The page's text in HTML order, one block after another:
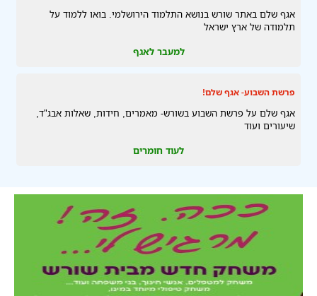
אגף שלם באתר שורש בנושא התלמוד הירושלמי. בואו ללמוד על
תלמודה של ארץ ישראל
למעבר לאגף
פרשת השבוע- אגף שלם!
אגף שלם על פרשת השבוע בשורש- מאמרים, חידות, שאלות אבג"ד,
שיעורים ועוד
לעוד חומרים